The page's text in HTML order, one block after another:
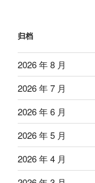
归档
2026 年 8 月
2026 年 7 月
2026 年 6 月
2026 年 5 月
2026 年 4 月